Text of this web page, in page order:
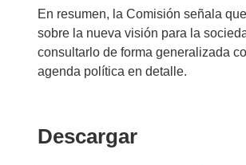
En resumen, la Comisión señala
sobre la nueva visión para la
consultarlo de forma generalizada
agenda política en detalle.
DescargarDescargar